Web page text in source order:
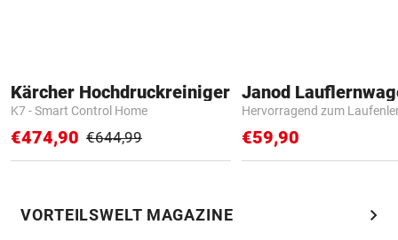
Kärcher Hochdruckreiniger
K7 - Smart Control Home
€474,90 €644,99
Janod
Hervorragend zum
€59,90
VORTEILSWELT MAGAZINE chevron_right